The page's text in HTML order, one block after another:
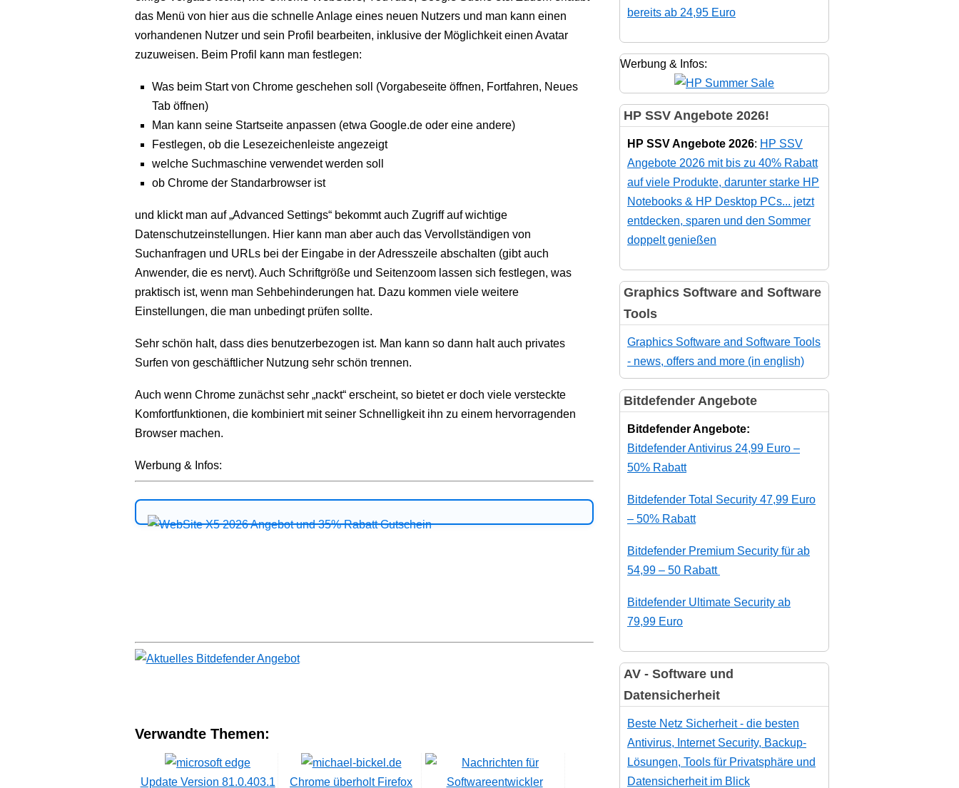
das Menü von hier aus die schnelle Anlage eines neuen Nutzers und man kann einen
vorhandenen Nutzer und sein Profil bearbeiten, inklusive der Möglichkeit einen Avatar
zuzuweisen. Beim Profil kann man festlegen:
Was beim Start von Chrome geschehen soll (Vorgabeseite öffnen, Fortfahren, Neues
Tab öffnen)
Man kann seine Startseite anpassen (etwa Google.de oder eine andere)
Festlegen, ob die Lesezeichenleiste angezeigt
welche Suchmaschine verwendet werden soll
ob Chrome der Standarbrowser ist
und klickt man auf „Advanced Settings“ bekommt auch Zugriff auf wichtige
Datenschutzeinstellungen. Hier kann man aber auch das Vervollständigen von
Suchanfragen und URLs bei der Eingabe in der Adresszeile abschalten (gibt auch
Anwender, die es nervt). Auch Schriftgröße und Seitenzoom lassen sich festlegen, was
praktisch ist, wenn man Sehbehinderungen hat. Dazu kommen viele weitere
Einstellungen, die man unbedingt prüfen sollte.
Sehr schön halt, dass dies benutzerbezogen ist. Man kann so dann halt auch privates
Surfen von geschäftlicher Nutzung sehr schön trennen.
Auch wenn Chrome zunächst sehr „nackt“ erscheint, so bietet er doch viele versteckte
Komfortfunktionen, die kombiniert mit seiner Schnelligkeit ihn zu einem hervorragenden
Browser machen.
Werbung & Infos:
Verwandte Themen:
Update Version 81.0.403.1 Chrome überholt Firefox
bereits ab 24,95 Euro
Werbung & Infos:
HP SSV Angebote 2026!
HP SSV Angebote 2026: HP SSV
Angebote 2026 mit bis zu 40% Rabatt
auf viele Produkte, darunter starke HP
Notebooks & HP Desktop PCs... jetzt
entdecken, sparen und den Sommer
doppelt genießen
Graphics Software and Software
Tools
Graphics Software and Software Tools
- news, offers and more (in english)
Bitdefender Angebote
Bitdefender Angebote:
Bitdefender Antivirus 24,99 Euro –
50% Rabatt
Bitdefender Total Security 47,99 Euro
– 50% Rabatt
Bitdefender Premium Security für ab
54,99 – 50 Rabatt
Bitdefender Ultimate Security ab
79,99 Euro
AV - Software und
Datensicherheit
Beste Netz Sicherheit - die besten
Antivirus, Internet Security, Backup-
Lösungen, Tools für Privatsphäre und
Datensicherheit im Blick